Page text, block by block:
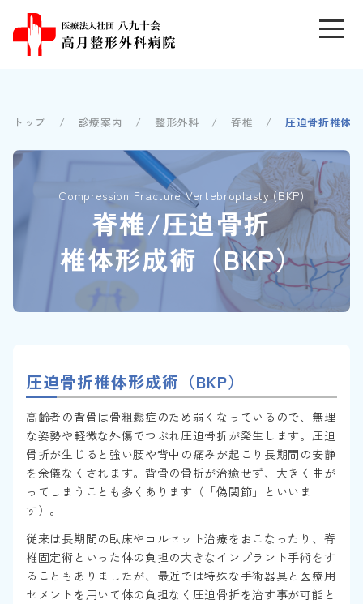
トップ 診療案内 整形外科 脊椎 圧迫骨折椎体
Compression Fracture Vertebroplasty (BKP)
脊椎/圧迫骨折
椎体形成術（BKP）
圧迫骨折椎体形成術（BKP）
高齢者の背骨は骨粗鬆症のため弱くなっているので、無理
な姿勢や軽微な外傷でつぶれ圧迫骨折が発生します。圧迫
骨折が生じると強い腰や背中の痛みが起こり長期間の安静
を余儀なくされます。背骨の骨折が治癒せず、大きく曲が
ってしまうことも多くあります（「偽関節」といいま
す）。
従来は長期間の臥床やコルセット治療をおこなったり、脊
椎固定術といった体の負担の大きなインプラント手術をす
ることもありましたが、最近では特殊な手術器具と医療用
セメントを用いて体の負担なく圧迫骨折を治す事が可能と